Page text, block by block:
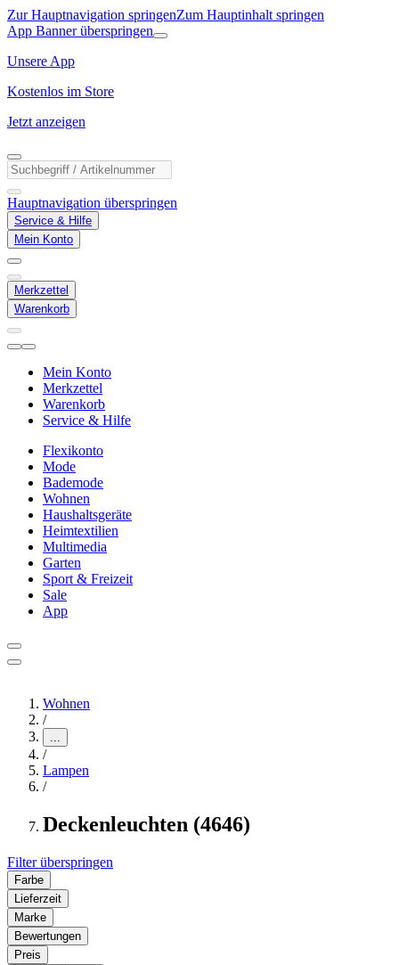
Zur Hauptnavigation springenZum Hauptinhalt springen
App Banner überspringen
Unsere App
Kostenlos im Store
Jetzt anzeigen
Hauptnavigation überspringen
Service & Hilfe
Mein Konto
Merkzettel
Warenkorb
Mein Konto
Merkzettel
Warenkorb
Service & Hilfe
Flexikonto
Mode
Bademode
Wohnen
Haushaltsgeräte
Heimtextilien
Multimedia
Garten
Sport & Freizeit
Sale
App
Wohnen
/
...
/
Lampen
/
Deckenleuchten (4646)
Filter überspringen
Farbe
Lieferzeit
Marke
Bewertungen
Preis